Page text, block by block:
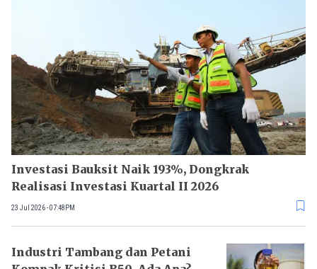
Investasi Bauksit Naik 193%, Dongkrak
Realisasi Investasi Kuartal II 2026
23 Jul 2026 - 07:48PM
Industri Tambang dan Petani